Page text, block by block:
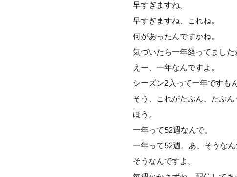
早すぎますね。
早すぎますね、これね。
何があったんですかね。
気づいたら一年経ってました
えー、一年なんですよ。
シーズン2入って一年ですもん
そう、これがたぶん、たぶん
ほう。
一年って52週なんで。
一年って52週。あ、そうなん
そうなんですよ。